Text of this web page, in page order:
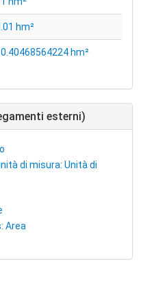
hm²
hm²
esterni)
di misura: Unità di
Area